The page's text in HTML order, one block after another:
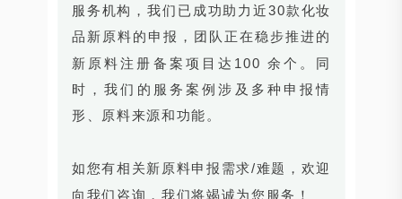
服务机构，我们已成功助力近30款化妆
品新原料的申报，团队正在稳步推进的
新原料注册备案项目达100 余个。同
时，我们的服务案例涉及多种申报情
形、原料来源和功能。
如您有相关新原料申报需求/难题，欢迎
向我们咨询，我们将竭诚为您服务！